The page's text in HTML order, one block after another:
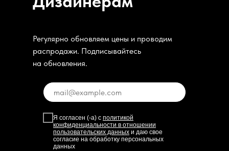
Регулярно обновляем цены и проводим
распродажи. Подписывайтесь
на обновления.
Я согласен (-а) с политикой
конфиденциальности в отношении
пользовательских данных и даю свое
согласие на обработку персональных
данных